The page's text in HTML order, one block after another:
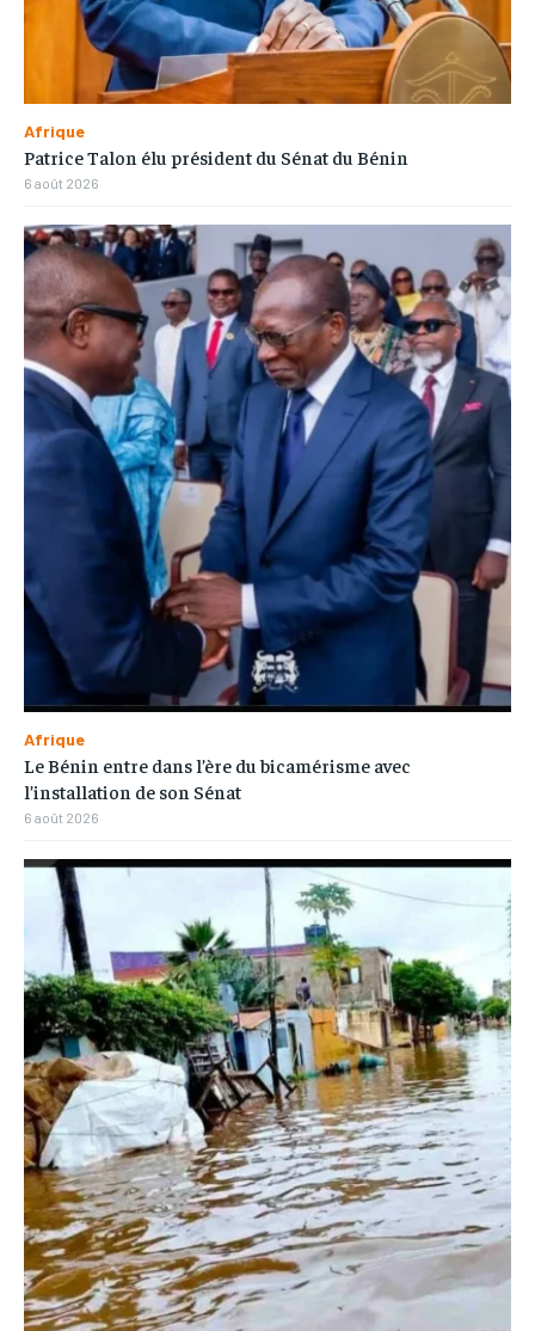
Afrique
Patrice Talon élu président du Sénat du Bénin
6 août 2026
Afrique
Le Bénin entre dans l’ère du bicamérisme avec
l’installation de son Sénat
6 août 2026